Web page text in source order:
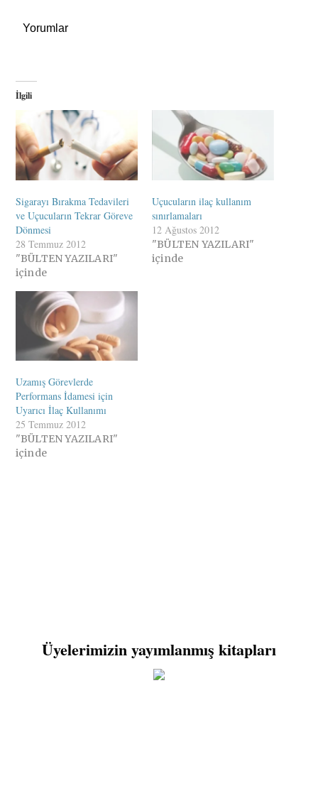
Yorumlar
İlgili
Sigarayı Bırakma Tedavileri
ve Uçucuların Tekrar Göreve
Dönmesi
28 Temmuz 2012
"BÜLTEN YAZILARI"
içinde
Uçucuların ilaç kullanım
sınırlamaları
12 Ağustos 2012
"BÜLTEN YAZILARI"
içinde
Uzamış Görevlerde
Performans İdamesi için
Uyarıcı İlaç Kullanımı
25 Temmuz 2012
"BÜLTEN YAZILARI"
içinde
Üyelerimizin yayımlanmış kitapları